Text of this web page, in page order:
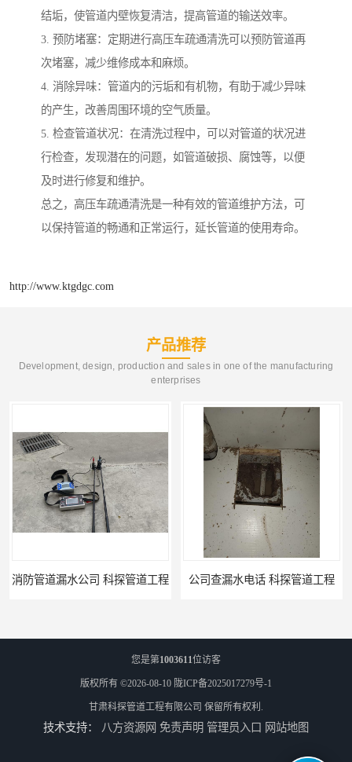
结垢，使管道内壁恢复清洁，提高管道的输送效率。
3. 预防堵塞：定期进行高压车疏通清洗可以预防管道再
次堵塞，减少维修成本和麻烦。
4. 消除异味：管道内的污垢和有机物，有助于减少异味
的产生，改善周围环境的空气质量。
5. 检查管道状况：在清洗过程中，可以对管道的状况进
行检查，发现潜在的问题，如管道破损、腐蚀等，以便
及时进行修复和维护。
总之，高压车疏通清洗是一种有效的管道维护方法，可
以保持管道的畅通和正常运行，延长管道的使用寿命。
http://www.ktgdgc.com
产品推荐
Development, design, production and sales in one of the manufacturing
enterprises
程 公司查漏水电话 科探管道工程
您是第1003611位访客
版权所有 ©2026-08-10 陇ICP备2025017279号-1
甘肃科探管道工程有限公司 保留所有权利.
技术支持： 八方资源网 免责声明 管理员入口 网站地图